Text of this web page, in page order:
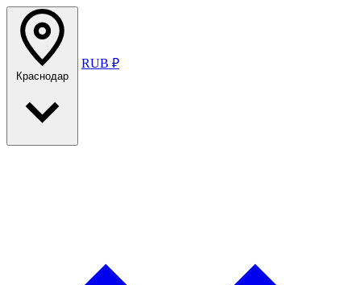
Краснодар
RUB ₽